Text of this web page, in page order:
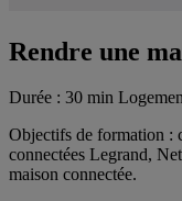
Rendre une
Durée : 30 min
Objectifs de formation :
connectées Legrand,
maison connectée.